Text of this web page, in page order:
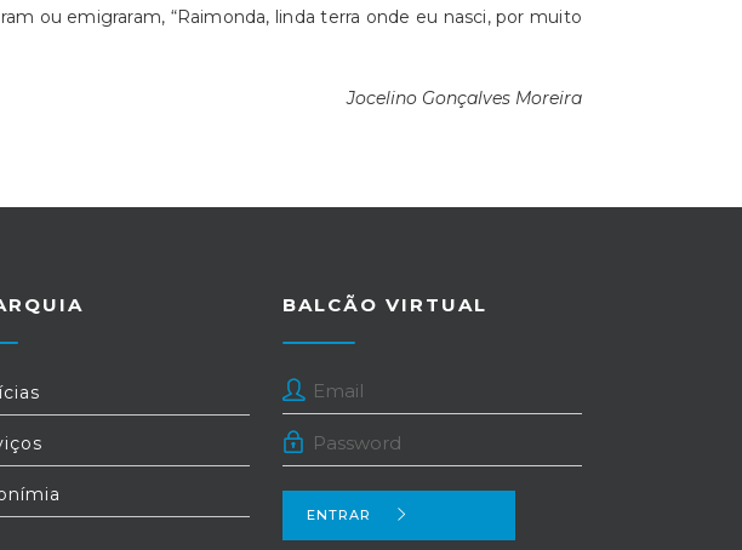
ou emigraram, “Raimonda, linda terra onde eu nasci, por muito
Jocelino Gonçalves Moreira
BALCÃO VIRTUAL
ENTRAR